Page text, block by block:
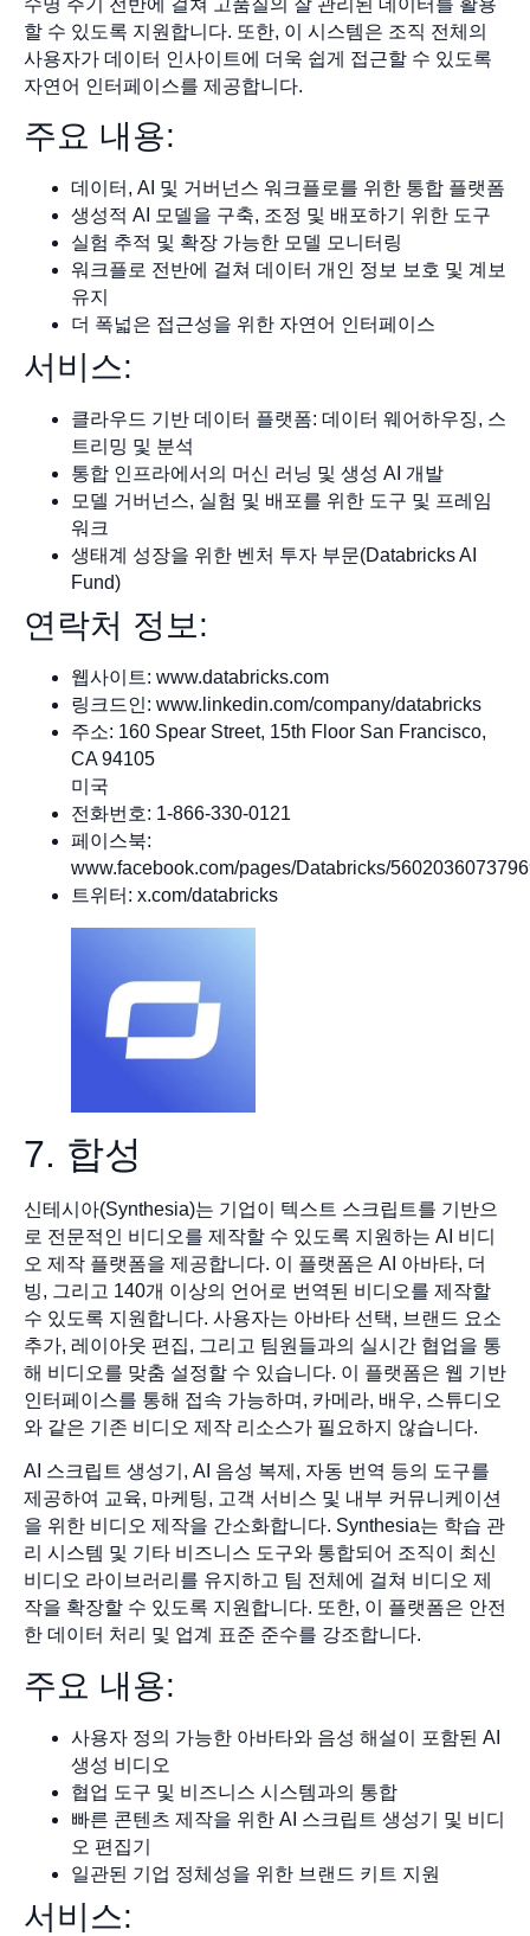
할 수 있도록 지원합니다. 또한, 이 시스템은 조직 전체의
사용자가 데이터 인사이트에 더욱 쉽게 접근할 수 있도록
자연어 인터페이스를 제공합니다.
주요 내용:
데이터, AI 및 거버넌스 워크플로를 위한 통합 플랫폼
생성적 AI 모델을 구축, 조정 및 배포하기 위한 도구
실험 추적 및 확장 가능한 모델 모니터링
워크플로 전반에 걸쳐 데이터 개인 정보 보호 및 계보
유지
더 폭넓은 접근성을 위한 자연어 인터페이스
서비스:
클라우드 기반 데이터 플랫폼: 데이터 웨어하우징, 스
트리밍 및 분석
통합 인프라에서의 머신 러닝 및 생성 AI 개발
모델 거버넌스, 실험 및 배포를 위한 도구 및 프레임
워크
생태계 성장을 위한 벤처 투자 부문(Databricks AI
Fund)
연락처 정보:
웹사이트: www.databricks.com
링크드인: www.linkedin.com/company/databricks
주소: 160 Spear Street, 15th Floor San Francisco,
CA 94105
미국
전화번호: 1-866-330-0121
페이스북:
www.facebook.com/pages/Databricks/
트위터: x.com/databricks
7. 합성
신테시아(Synthesia)는 기업이 텍스트 스크립트를 기반으
로 전문적인 비디오를 제작할 수 있도록 지원하는 AI 비디
오 제작 플랫폼을 제공합니다. 이 플랫폼은 AI 아바타, 더
빙, 그리고 140개 이상의 언어로 번역된 비디오를 제작할
수 있도록 지원합니다. 사용자는 아바타 선택, 브랜드 요소
추가, 레이아웃 편집, 그리고 팀원들과의 실시간 협업을 통
해 비디오를 맞춤 설정할 수 있습니다. 이 플랫폼은 웹 기반
인터페이스를 통해 접속 가능하며, 카메라, 배우, 스튜디오
와 같은 기존 비디오 제작 리소스가 필요하지 않습니다.
AI 스크립트 생성기, AI 음성 복제, 자동 번역 등의 도구를
제공하여 교육, 마케팅, 고객 서비스 및 내부 커뮤니케이션
을 위한 비디오 제작을 간소화합니다. Synthesia는 학습 관
리 시스템 및 기타 비즈니스 도구와 통합되어 조직이 최신
비디오 라이브러리를 유지하고 팀 전체에 걸쳐 비디오 제
작을 확장할 수 있도록 지원합니다. 또한, 이 플랫폼은 안전
한 데이터 처리 및 업계 표준 준수를 강조합니다.
주요 내용:
사용자 정의 가능한 아바타와 음성 해설이 포함된 AI
생성 비디오
협업 도구 및 비즈니스 시스템과의 통합
빠른 콘텐츠 제작을 위한 AI 스크립트 생성기 및 비디
오 편집기
일관된 기업 정체성을 위한 브랜드 키트 지원
서비스: